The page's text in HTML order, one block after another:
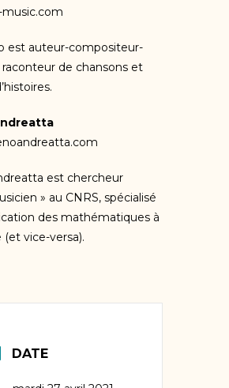
est auteur-compositeur-
de chansons et
est chercheur
» au CNRS, spécialisé
des mathématiques à
vice-versa).
DATE